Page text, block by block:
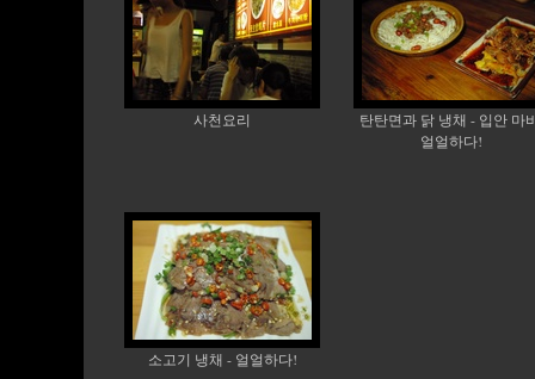
사천요리
탄탄면과 닭 냉채 - 입안 마
얼얼하다!
소고기 냉채 - 얼얼하다!